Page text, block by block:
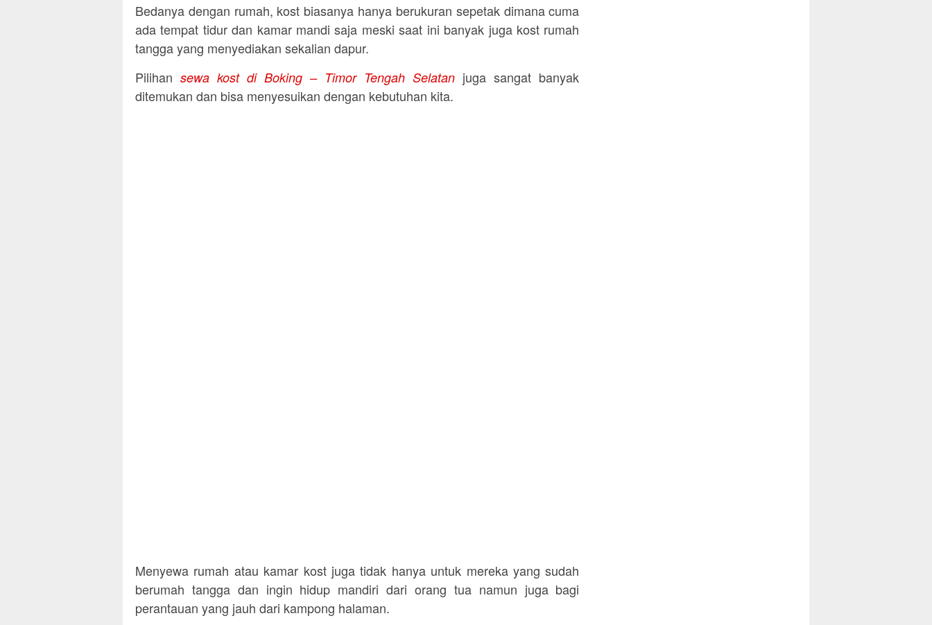
Bedanya dengan rumah, kost biasanya hanya berukuran sepetak dimana cuma
ada tempat tidur dan kamar mandi saja meski saat ini banyak juga kost rumah
tangga yang menyediakan sekalian dapur.
Pilihansewa kost di Boking – Timor Tengah Selatan juga sangat banyak
ditemukan dan bisa menyesuikan dengan kebutuhan kita.
Menyewa rumah atau kamar kost juga tidak hanya untuk mereka yang sudah
berumah tangga dan ingin hidup mandiri dari orang tua namun juga bagi
perantauan yang jauh dari kampong halaman.